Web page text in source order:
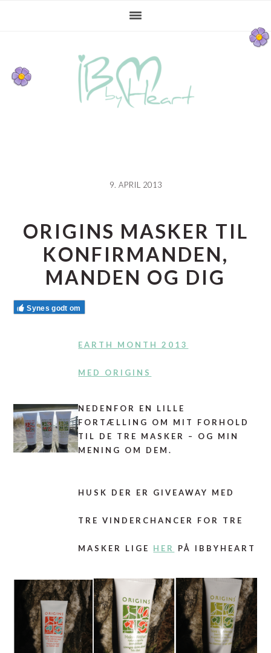
navigation
sidebar
9. APRIL 2013
ORIGINS MASKER TIL
KONFIRMANDEN,
MANDEN OG DIG
Synes godt om
EARTH MONTH 2013
MED ORIGINS
NEDENFOR EN LILLE
FORTÆLLING OM MIT FORHOLD
TIL DE TRE MASKER – OG MIN
MENING OM DEM.
HUSK DER ER GIVEAWAY MED
TRE VINDERCHANCER FOR TRE
MASKER LIGE HER PÅ IBBYHEART